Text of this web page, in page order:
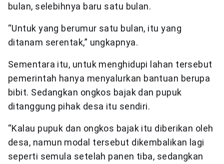
bulan, selebihnya baru satu bulan.
“Untuk yang berumur satu bulan, itu yang
ditanam serentak,” ungkapnya.
Sementara itu, untuk menghidupi lahan tersebut
pemerintah hanya menyalurkan bantuan berupa
bibit. Sedangkan ongkos bajak dan pupuk
ditanggung pihak desa itu sendiri.
“Kalau pupuk dan ongkos bajak itu diberikan oleh
desa, namun modal tersebut dikembalikan lagi
seperti semula setelah panen tiba, sedangkan